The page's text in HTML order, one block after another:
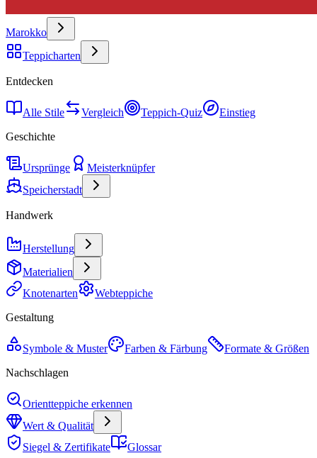
Marokko
Teppicharten
Entdecken
Alle Stile Vergleich Teppich-Quiz
Einstieg
Geschichte
Ursprünge
Meisterknüpfer
Speicherstadt
Handwerk
Herstellung
Materialien
Knotenarten
Webteppiche
Gestaltung
Symbole & Muster Farben & Färbung
Formate & Größen
Nachschlagen
Orientteppiche erkennen
Wert & Qualität
Siegel & Zertifikate
Glossar